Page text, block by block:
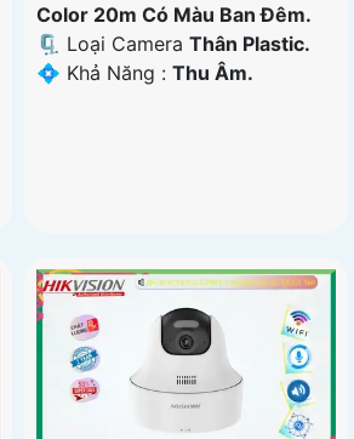
Color 20m Có Màu Ban Ðêm.
🗜️ Loại CameraThân Plastic.
️💠 Khả Năng :Thu Âm.